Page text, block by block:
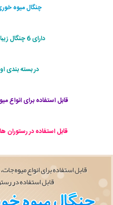
چنگال میوه
دارای 6 چنگال زیبا با رنگ متفاوت
در بسته بندی
قابل استفاده برای انواع
قابل استفاده در رستوران